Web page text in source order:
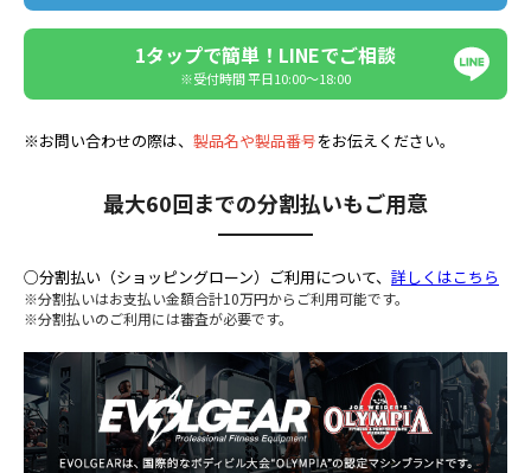
1タップで簡単！LINEでご相談
※受付時間 平日10:00〜18:00
※お問い合わせの際は、 製品名や製品番号をお伝えください。
最大60回までの分割払いもご用意
○分割払い（ショッピングローン）ご利用について、 詳しくはこちら
※分割払いはお支払い金額合計10万円からご利用可能です。
※分割払いのご利用には審査が必要です。